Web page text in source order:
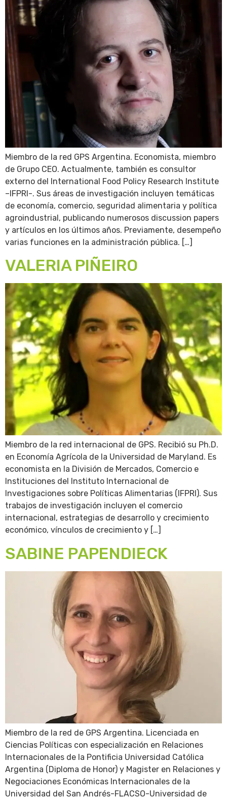
Miembro de la red GPS Argentina. Economista, miembro
de Grupo CEO. Actualmente, también es consultor
externo del International Food Policy Research Institute
–IFPRI-. Sus áreas de investigación incluyen temáticas
de economía, comercio, seguridad alimentaria y política
agroindustrial, publicando numerosos discussion papers
y artículos en los últimos años. Previamente, desempeño
varias funciones en la administración pública. […]
VALERIA PIÑEIRO
Miembro de la red internacional de GPS. Recibió su Ph.D.
en Economía Agrícola de la Universidad de Maryland. Es
economista en la División de Mercados, Comercio e
Instituciones del Instituto Internacional de
Investigaciones sobre Políticas Alimentarias (IFPRI). Sus
trabajos de investigación incluyen el comercio
internacional, estrategias de desarrollo y crecimiento
económico, vínculos de crecimiento y […]
SABINE PAPENDIECK
Miembro de la red de GPS Argentina. Licenciada en
Ciencias Políticas con especialización en Relaciones
Internacionales de la Pontificia Universidad Católica
Argentina (Diploma de Honor) y Magister en Relaciones y
Negociaciones Económicas Internacionales de la
Universidad del San Andrés-FLACSO-Universidad de